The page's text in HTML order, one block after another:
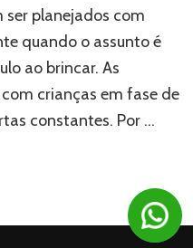
planejados com
quando o assunto é
ao brincar. As
crianças em fase de
constantes. Por …